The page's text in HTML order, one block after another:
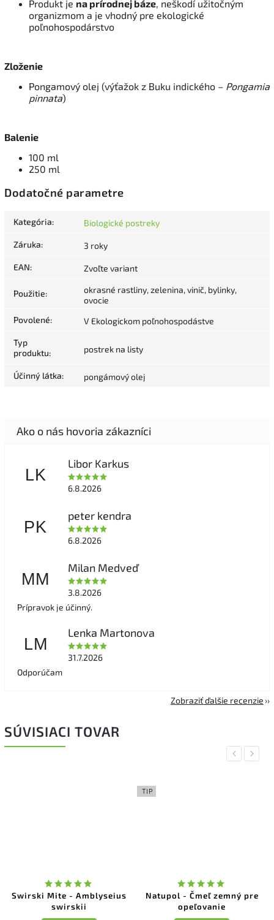
Produkt je na prírodnej báze, neškodí užitočným
organizmom a je vhodný pre ekologické
poľnohospodárstvo
Zloženie
Pongamový olej (výťažok z Buku indického – Pongamia
pinnata)
Balenie
100 ml
250 ml
Dodatočné parametre
Kategória: Biologické postreky
Záruka: 3 roky
EAN: Zvoľte variant
Použitie:
okrasné rastliny, zelenina, vinič, bylinky,
ovocie
Povolené: V Ekologickom poľnohospodástve
Typ
produktu: postrek na listy
Účinný látka: pongámový olej
LK
Libor Karkus
6.8.2026
PK
peter kendra
6.8.2026
MM
Milan Medveď
3.8.2026
Prípravok je účinný.
LM
Lenka Martonova
31.7.2026
Odporúčam
Zobraziť ďalšie recenzie
SÚVISIACI TOVAR
Previous
Swirski Mite - Amblyseius
swirskii
TIP
Natupol - Čmeľ zemný pre
opeľovanie
Next